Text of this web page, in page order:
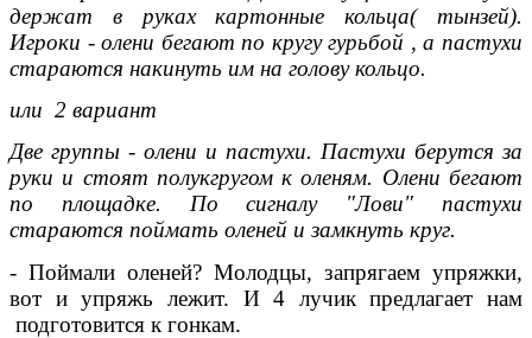
держат в руках картонные кольца( тынзей).
Игроки - олени бегают по кругу гурьбой , а пастухи
стараются накинуть им на голову кольцо.
или 2 вариант
Две группы - олени и пастухи. Пастухи берутся за
руки и стоят полукгругом к оленям. Олени бегают
по площадке. По сигналу "Лови" пастухи
стараются поймать оленей и замкнуть круг.
- Поймали оленей? Молодцы, запрягаем упряжки,
вот и упряжь лежит. И 4 лучик предлагает нам
подготовится к гонкам.